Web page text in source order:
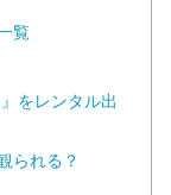
覧
をレンタル出
られる？